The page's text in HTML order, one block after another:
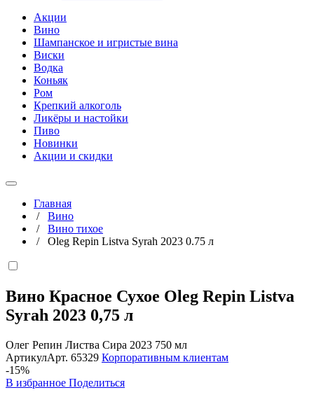
Акции
Вино
Шампанское и игристые вина
Виски
Водка
Коньяк
Ром
Крепкий алкоголь
Ликёры и настойки
Пиво
Новинки
Акции и скидки
Главная
/ Вино
/ Вино тихое
/ Oleg Repin Listva Syrah 2023 0.75 л
Вино Красное Сухое Oleg Repin Listva
Syrah 2023 0,75 л
Олег Репин Листва Сира 2023 750 мл
АртикулАрт. 65329 Корпоративным клиентам
-15%
В избранное Поделиться